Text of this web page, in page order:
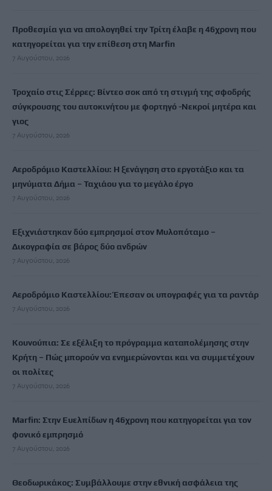
Προθεσμία για να απολογηθεί την Τρίτη έλαβε η 46χρονη που
κατηγορείται για την επίθεση στη Marfin
7 Αυγούστου, 2026
Τροχαίο στις Σέρρες: Βίντεο σοκ από τη στιγμή της σφοδρής
σύγκρουσης του αυτοκινήτου με φορτηγό -Νεκροί μητέρα και
γιος
7 Αυγούστου, 2026
Αεροδρόμιο Καστελλίου: Η ξενάγηση στο εργοτάξιο και τα
μηνύματα Δήμα – Ταχιάου για το μεγάλο έργο
7 Αυγούστου, 2026
Εξιχνιάστηκαν δύο εμπρησμοί στον Μυλοπόταμο –
Δικογραφία σε βάρος δύο ανδρών
7 Αυγούστου, 2026
Αεροδρόμιο Καστελλίου: Έπεσαν οι υπογραφές για τα ραντάρ
7 Αυγούστου, 2026
Κουνούπια: Σε εξέλιξη το πρόγραμμα καταπολέμησης στην
Κρήτη – Πώς μπορούν να ενημερώνονται και να συμμετέχουν
οι πολίτες
7 Αυγούστου, 2026
Marfin: Στην Ευελπίδων η 46χρονη που κατηγορείται για τον
φονικό εμπρησμό
7 Αυγούστου, 2026
Θεοδωρικάκος: Συμβάλλουμε στην εθνική ασφάλεια της